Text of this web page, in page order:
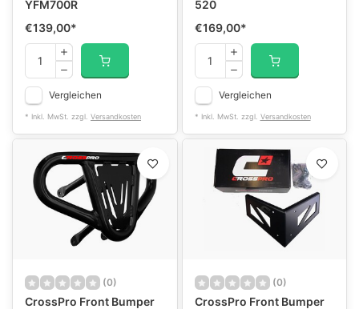
YFM700R
€139,00*
Vergleichen
* Inkl. MwSt. zzgl. Versandkosten
520
€169,00*
Vergleichen
* Inkl. MwSt. zzgl. Versandkosten
(0)
CrossPro Front Bumper
(0)
CrossPro Front Bumper